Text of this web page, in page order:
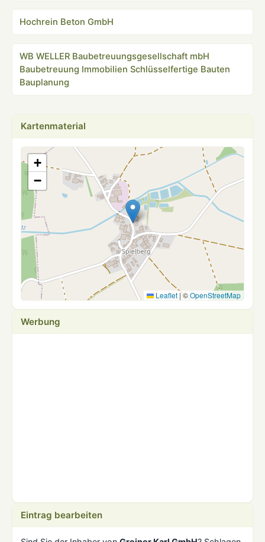
Hochrein Beton GmbH
WB WELLER Baubetreuungsgesellschaft mbH
Baubetreuung Immobilien Schlüsselfertige Bauten
Bauplanung
Kartenmaterial
+
−
Leaflet |©OpenStreetMap
Werbung
Eintrag bearbeiten